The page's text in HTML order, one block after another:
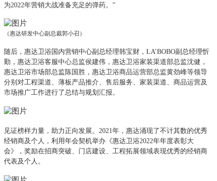
为2022年营销大战准备充足的弹药。”
（惠达研发中心副总裁郭小召）
随后，惠达卫浴国内营销中心副总经理韩宝财， LA’BOBO副总经理忻
勤， 惠达卫浴客服中心总监侯建伟， 惠达卫浴家装渠道部总监沈健，
惠达卫浴市场部总监陈国胜 ，惠达卫浴商品运营部总监黄劲峰等领导
分别对工程渠道、薄板产品推介、售后服务、家装渠道、商品运营及
市场推广工作进行了总结与规划汇报。
见证榜样力量，助力正向发展。 2021年，惠达涌现了不计其数的优秀
经销商及个人，利用年会契机举办《惠达卫浴2022年年度表彰大
会》，奖励在招商突破、门店建设、工程拓展领域表现优秀的经销商
代表及个人。